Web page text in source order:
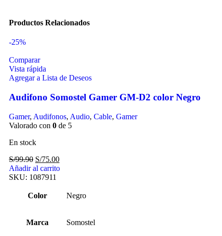
Productos Relacionados
-25%
Comparar
Vista rápida
Agregar a Lista de Deseos
Audifono Somostel Gamer GM-D2 color Negro
Gamer, Audifonos, Audio, Cable, Gamer
Valorado con 0 de 5
En stock
S/99.90 S/75.00
Añadir al carrito
SKU: 1087911
Color Negro
Marca Somostel